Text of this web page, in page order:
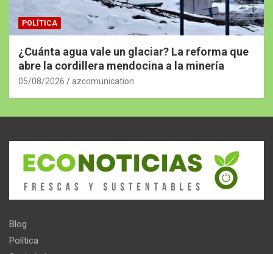
POLÍTICA
¿Cuánta agua vale un glaciar? La reforma que
abre la cordillera mendocina a la minería
05/08/2026 azcomunication
Blog
Política